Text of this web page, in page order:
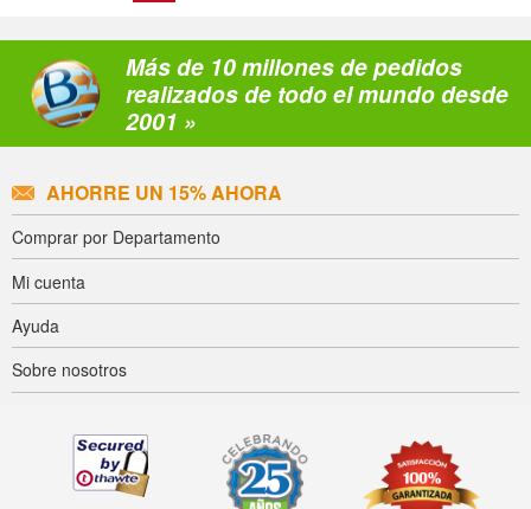
Más de 10 millones de pedidos
realizados de todo el mundo desde
2001 »
AHORRE UN 15% AHORA
Comprar por Departamento
Mi cuenta
Ayuda
Sobre nosotros